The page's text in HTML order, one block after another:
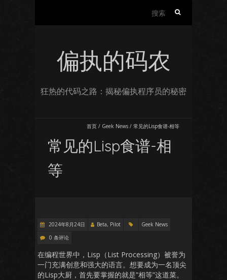
偏执的码农
狂热的代码之路：揭秘偏执程序员的秘密
首页 / Geek News / 常见的Lisp食谱-相等
常见的Lisp食谱-相
等
2024年8月24日 Beta, Pilot
Geek News
0 条评论
在编程世界中，Lisp（List Processing）被誉为
一门充满创意和强大的语言。想要成为一名顶尖
的Lisp大厨，首先要掌握的就是”相等”这道菜。